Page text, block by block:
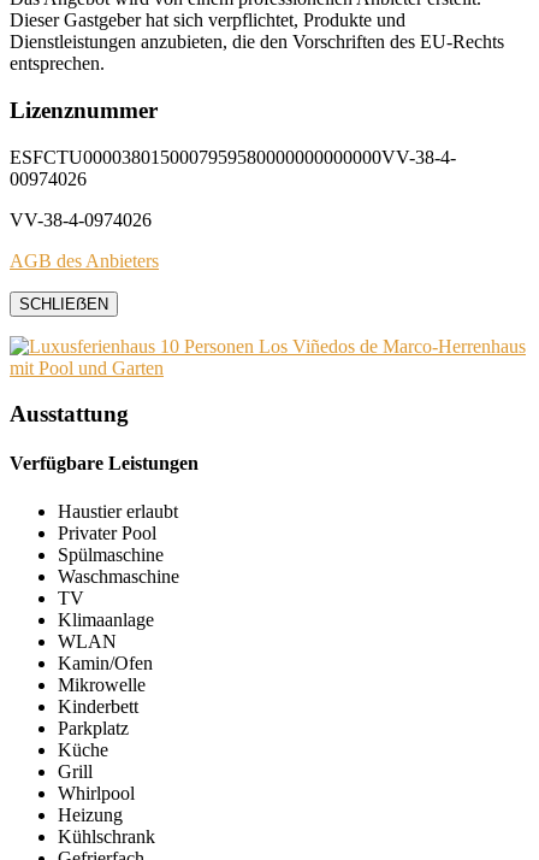
Dieser Gastgeber hat sich verpflichtet, Produkte und
Dienstleistungen anzubieten, die den Vorschriften des EU-Rechts
entsprechen.
Lizenznummer
ESFCTU0000380150007959580000000000000VV-38-4-
00974026
VV-38-4-0974026
AGB des Anbieters
SCHLIEẞEN
Ausstattung
Verfügbare Leistungen
Haustier erlaubt
Privater Pool
Spülmaschine
Waschmaschine
TV
Klimaanlage
WLAN
Kamin/Ofen
Mikrowelle
Kinderbett
Parkplatz
Küche
Grill
Whirlpool
Heizung
Kühlschrank